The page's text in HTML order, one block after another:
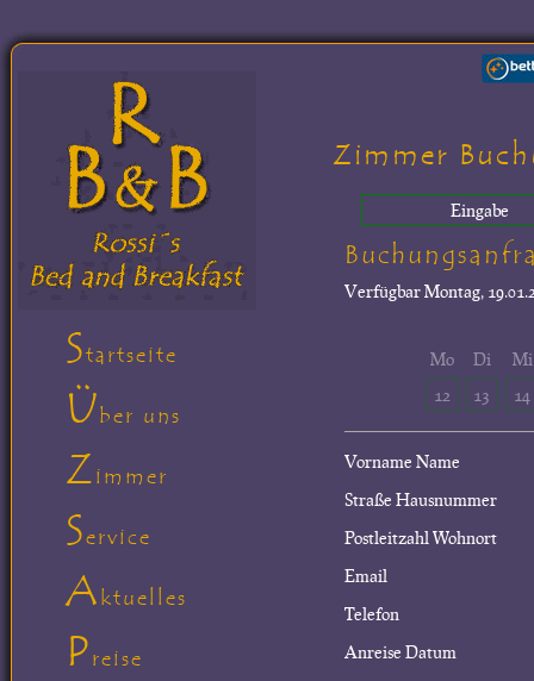
Zimmer
Eingabe
VerfügbarMontag,
Mo
12
Di
13
Mi
14
Vorname Name
Straße Hausnummer
Postleitzahl Wohnort
Email
Telefon
Anreise Datum
Startseite
Über uns
Zimmer
Service
Aktuelles
Preise